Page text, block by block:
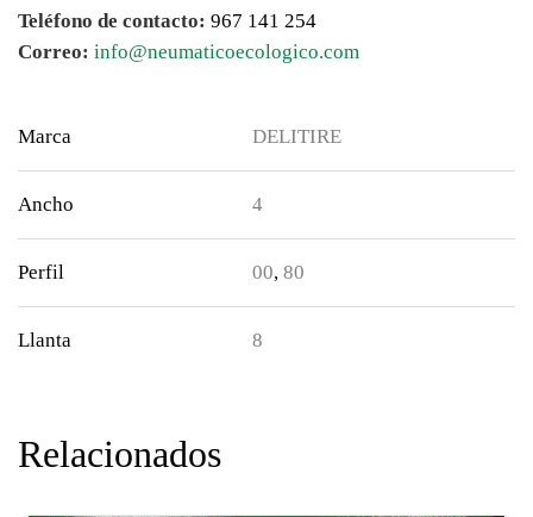
Teléfono de contacto: 967 141 254
Correo: info@neumaticoecologico.com
Marca DELITIRE
Ancho 4
Perfil 00, 80
Llanta 8
Relacionados